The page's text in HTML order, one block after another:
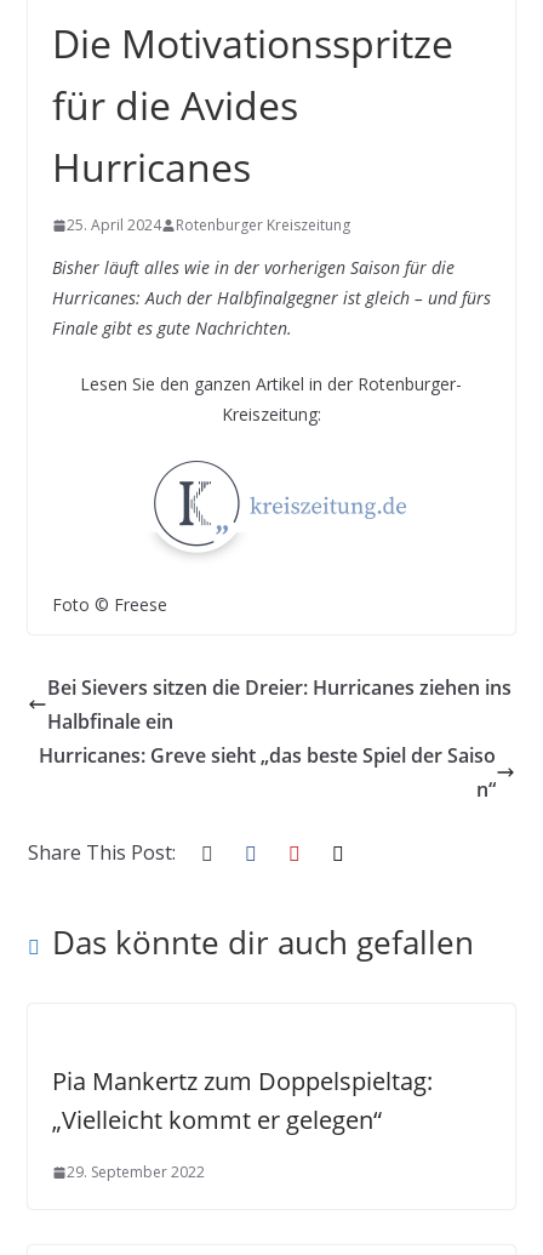
Die Motivationsspritze
für die Avides
Hurricanes
25. April 2024 Rotenburger Kreiszeitung
Bisher läuft alles wie in der vorherigen Saison für die
Hurricanes: Auch der Halbfinalgegner ist gleich – und fürs
Finale gibt es gute Nachrichten.
Lesen Sie den ganzen Artikel in der Rotenburger-
Kreiszeitung:
Foto © Freese
Bei Sievers sitzen die Dreier: Hurricanes ziehen ins
Halbfinale ein
Hurricanes: Greve sieht „das beste Spiel der Saiso
n“
Share This Post:
Das könnte dir auch gefallen
Pia Mankertz zum Doppelspieltag:
„Vielleicht kommt er gelegen“
29. September 2022